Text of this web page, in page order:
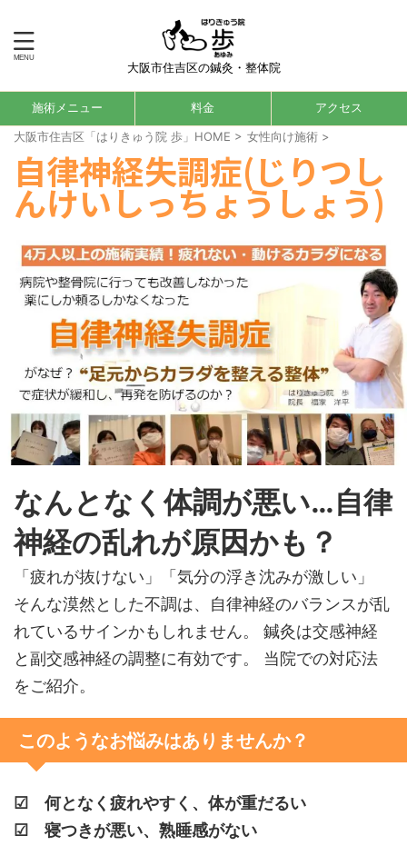
大阪市住吉区の鍼灸・整体院
施術メニュー 料金 アクセス
大阪市住吉区「はりきゅう院 歩」HOME > 女性向け施術 >
自律神経失調症(じりつし
んけいしっちょうしょう)
なんとなく体調が悪い…自律
神経の乱れが原因かも？
「疲れが抜けない」「気分の浮き沈みが激しい」
そんな漠然とした不調は、自律神経のバランスが乱
れているサインかもしれません。 鍼灸は交感神経
と副交感神経の調整に有効です。 当院での対応法
をご紹介。
このようなお悩みはありませんか？
☑ 何となく疲れやすく、体が重だるい
☑ 寝つきが悪い、熟睡感がない